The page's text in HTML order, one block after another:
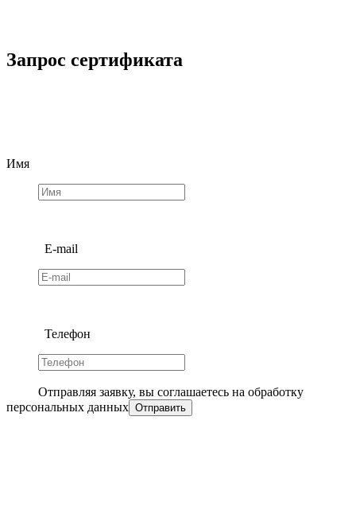
Запрос сертификата
Имя
E-mail
Телефон
Отправляя заявку, вы соглашаетесь на обработку
персональных данных Отправить